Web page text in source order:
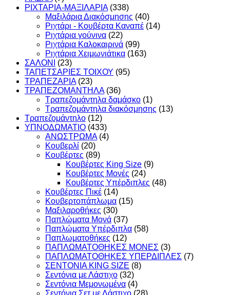
ΡΙΧΤΑΡΙΑ-ΜΑΞΙΛΑΡΙΑ (338)
Μαξιλάρια Διακόσμησης (40)
Ριχτάρι - Κουβέρτα Καναπέ (14)
Ριχτάρια γούνινα (22)
Ριχτάρια Καλοκαιρινά (99)
Ριχτάρια Χειμωνιάτικα (163)
ΣΑΛΟΝΙ
(23)
ΤΑΠΕΤΣΑΡΙΕΣ ΤΟΙΧΟΥ (95)
ΤΡΑΠΕΖΑΡΙΑ (23)
ΤΡΑΠΕΖΟΜΑΝΤΗΛΑ (36)
Τραπεζομάντηλα δαμάσκο (1)
Τραπεζομάντηλα διακόσμησης (13)
Τραπεζομάντηλο (12)
ΥΠΝΟΔΩΜΑΤΙO (433)
ΑΝΩΣΤΡΩΜΑ (4)
Κουβερλί (20)
Κουβέρτες (89)
Κουβέρτες King Size (9)
Κουβέρτες Μονές (24)
Κουβέρτες Υπέρδιπλες (48)
Κουβέρτες Πικέ (14)
Κουβερτοπάπλωμα (15)
Μαξιλαροθήκες (30)
Παπλώματα Μονά (37)
Παπλώματα Υπέρδιπλα (58)
Παπλωματοθήκες (12)
ΠΑΠΛΩΜΑΤΟΘΗΚΕΣ ΜΟΝΕΣ (3)
ΠΑΠΛΩΜΑΤΟΘΗΚΕΣ ΥΠΕΡΔΙΠΛΕΣ (7)
ΣΕΝΤΟΝΙΑ KING SIZE (8)
Σεντόνια με Λάστιχο (32)
Σεντόνια Μεμονωμένα (4)
Σεντόνια Σετ με Λάστιχο (28)